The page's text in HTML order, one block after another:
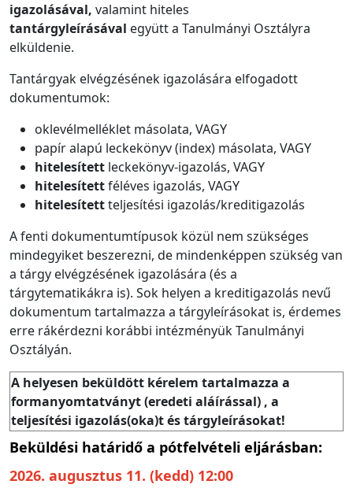
igazolásával, valamint hiteles
tantárgyleírásával együtt a Tanulmányi Osztályra
elküldenie.
Tantárgyak elvégzésének igazolására elfogadott
dokumentumok:
oklevélmelléklet másolata, VAGY
papír alapú leckekönyv (index) másolata, VAGY
hitelesített leckekönyv-igazolás, VAGY
hitelesítettféléves igazolás, VAGY
hitelesítettteljesítési igazolás/kreditigazolás
A fenti dokumentumtípusok közül nem szükséges
mindegyiket beszerezni, de mindenképpen szükség van
a tárgy elvégzésének igazolására (és a
tárgytematikákra is). Sok helyen a kreditigazolás nevű
dokumentum tartalmazza a tárgyleírásokat is, érdemes
erre rákérdezni korábbi intézményük Tanulmányi
Osztályán.
A helyesen beküldött kérelem tartalmazza a
formanyomtatványt (eredeti aláírással) , a
teljesítési igazolás(oka)t és tárgyleírásokat!
Beküldési határidő a pótfelvételi eljárásban:
2026. augusztus 11. (kedd) 12:00